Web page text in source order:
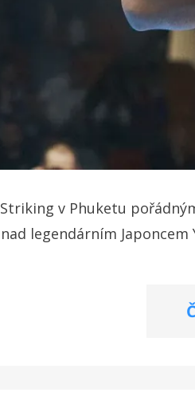
v Phuketu
legendárním